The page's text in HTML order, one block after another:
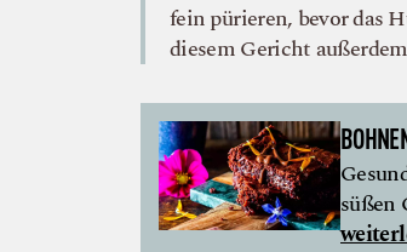
fein pürieren, bevor das
diesem Gericht
süßen